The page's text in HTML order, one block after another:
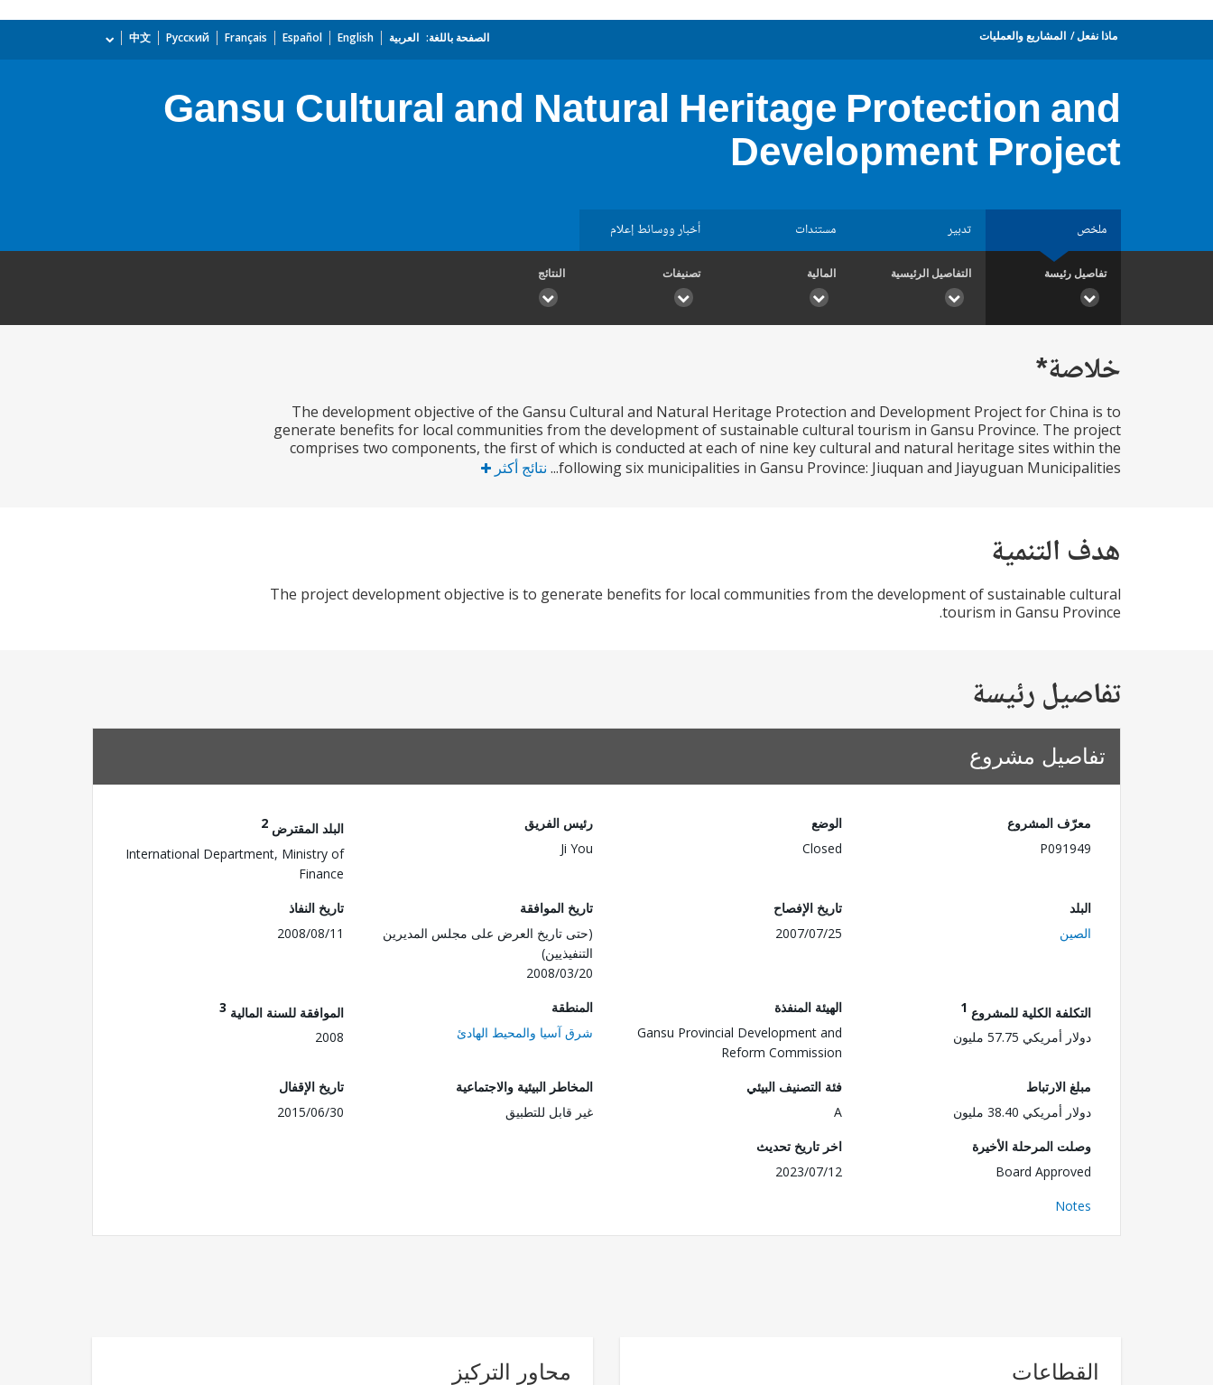
ماذا نفعل المشاريع والعمليات الصفحة باللغة: العربية English
Español
Français
Русский
中文
Gansu Cultural and Natural Heritage Protection and
Development Project
ملخص تدبير مستندات أخبار ووسائط إعلام
تفاصيل رئيسة التفاصيل الرئيسية المالية تصنيفات النتائج
خلاصة*
The development objective of the Gansu Cultural and Natural Heritage Protection and Development Project for China is to
generate benefits for local communities from the development of sustainable cultural tourism in Gansu Province. The project
comprises two components, the first of which is conducted at each of nine key cultural and natural heritage sites within the
following six municipalities in Gansu Province: Jiuquan and Jiayuguan Municipalities...
نتائج أكثر
هدف التنمية
The project development objective is to generate benefits for local communities from the development of sustainable cultural
tourism in Gansu Province.
تفاصيل رئيسة
تفاصيل مشروع
معرّف المشروع
P091949
الوضع
Closed
رئيس الفريق
Ji You
البلد المقترض 2
International Department, Ministry of
Finance
البلد
الصين
تاريخ الإفصاح
2007/07/25
تاريخ الموافقة
(حتى تاريخ العرض على مجلس المديرين
التنفيذيين)
2008/03/20
تاريخ النفاذ
2008/08/11
التكلفة الكلية للمشروع 1
دولار أمريكي 57.75 مليون
الهيئة المنفذة
Gansu Provincial Development and
Reform Commission
المنطقة
شرق آسيا والمحيط الهادئ
الموافقة للسنة المالية 3
2008
مبلغ الارتباط
دولار أمريكي 38.40 مليون
فئة التصنيف البيئي
A
المخاطر البيئية والاجتماعية
غير قابل للتطبيق
تاريخ الإقفال
2015/06/30
وصلت المرحلة الأخيرة
Board Approved
اخر تاريخ تحديث
2023/07/12
Notes
القطاعات محاور التركيز